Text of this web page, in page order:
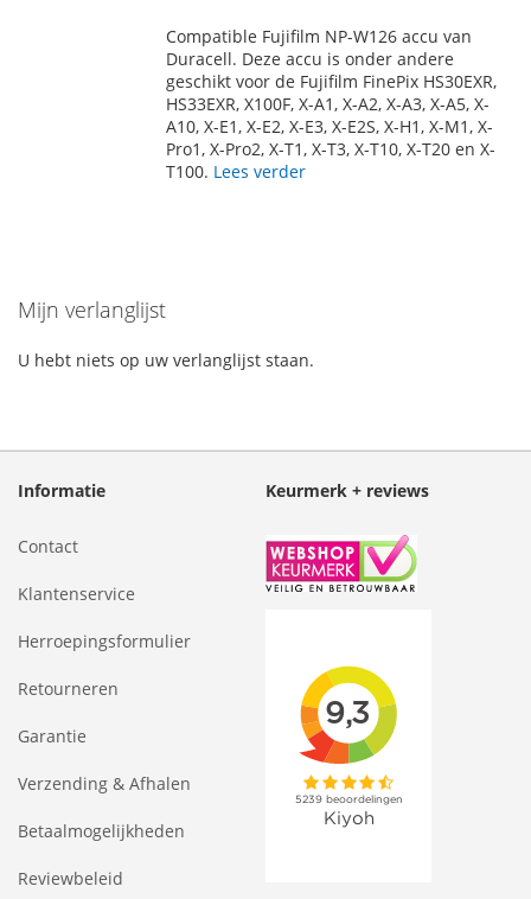
AAN
VERLANGLIJST
TE
VERGELIJKEN
Compatible Fujifilm NP-W126 accu van
Duracell. Deze accu is onder andere
geschikt voor de Fujifilm FinePix HS30EXR,
HS33EXR, X100F, X-A1, X-A2, X-A3, X-A5, X-
A10, X-E1, X-E2, X-E3, X-E2S, X-H1, X-M1, X-
Pro1, X-Pro2, X-T1, X-T3, X-T10, X-T20 en X-
T100. Lees verder
Mijn verlanglijst
U hebt niets op uw verlanglijst staan.
Informatie
Contact
Klantenservice
Herroepingsformulier
Retourneren
Garantie
Verzending & Afhalen
Betaalmogelijkheden
Reviewbeleid
Keurmerk + reviews